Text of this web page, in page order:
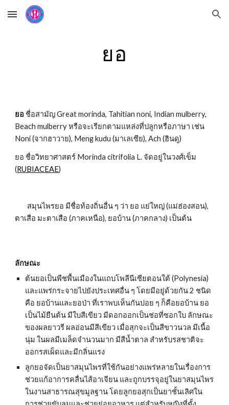
Skip to main content Skip to navigation
ยอ
ยอ ชื่อสามัญ Great morinda, Tahitian noni, Indian mulberry,
Beach mulberry หรือจะเรียกตามแหล่งที่ปลูกหรือภาษา เช่น
Noni (จากฮาวาย), Meng kudu (มาเลเซีย), Ach (ฮินดู)
ยอ ชื่อวิทยาศาสตร์ Morinda citrifolia L. จัดอยู่ในวงศ์เข็ม
(RUBIACEAE)
ตาเสือ มะตาเสือ (ภาคเหนือ), ยอบ้าน (ภาคกลาง) เป็นต้น
ลักษณะ
ต้นยอเป็นพืชพื้นเมืองในแถบโพลีนีเซียตอนใต้ (Polynesia)
และแพร่กระจายไปยังประเทศอื่น ๆ โดยมีอยู่ด้วยกัน 2 ชนิด
คือ ยอบ้านและยอป่า ที่เราพบเห็นกันบ่อย ๆ ก็คือยอบ้าน ยอ
เป็นไม้ยืนต้น มีใบสีเขียว มีดอกออกเป็นช่อที่ซอกใบ ลักษณะ
ของผลยาวรี ผลอ่อนมีสีเขียว เมื่อสุกจะเป็นสีขาวนวล มีเนื้อ
นุ่ม ในผลมีเมล็ดจำนวนมาก มีสีน้ำตาล สำหรับรสชาติจะ
ออกรสเผ็ดและมีกลิ่นแรง
ลูกยอจัดเป็นยาสมุนไพรที่ใช้กันอย่างแพร่หลายในเรื่องการ
ช่วยแก้อาการคลื่นไส้อาเจียน และถูกบรรจุอยู่ในยาสมุนไพร
ในงานสาธารณสุขมูลฐาน โดยลูกยอสุกเป็นยาชั้นเลิศใน